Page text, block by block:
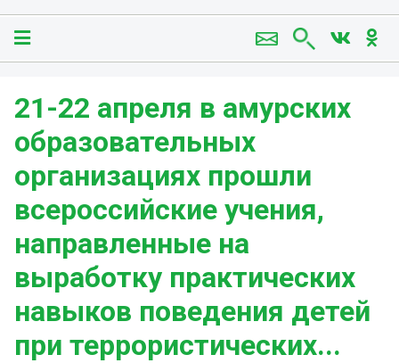
21-22 апреля в амурских
образовательных
организациях прошли
всероссийские учения,
направленные на
выработку практических
навыков поведения детей
при террористических...